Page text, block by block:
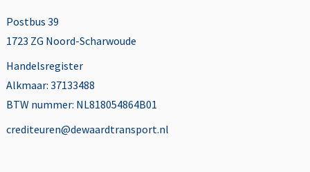
Postbus 39
1723 ZG Noord-Scharwoude
Handelsregister
Alkmaar: 37133488
BTW nummer: NL818054864B01
crediteuren@dewaardtransport.nl